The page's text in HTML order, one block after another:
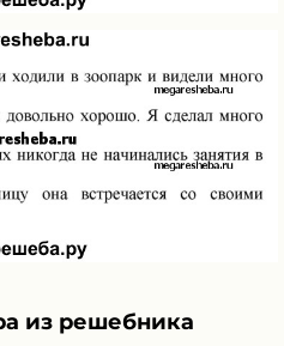
из решебника